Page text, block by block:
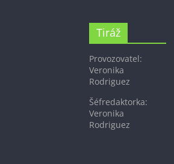
Tiráž
Provozovatel:
Veronika
Rodriguez
Šéfredaktorka:
Veronika
Rodriguez